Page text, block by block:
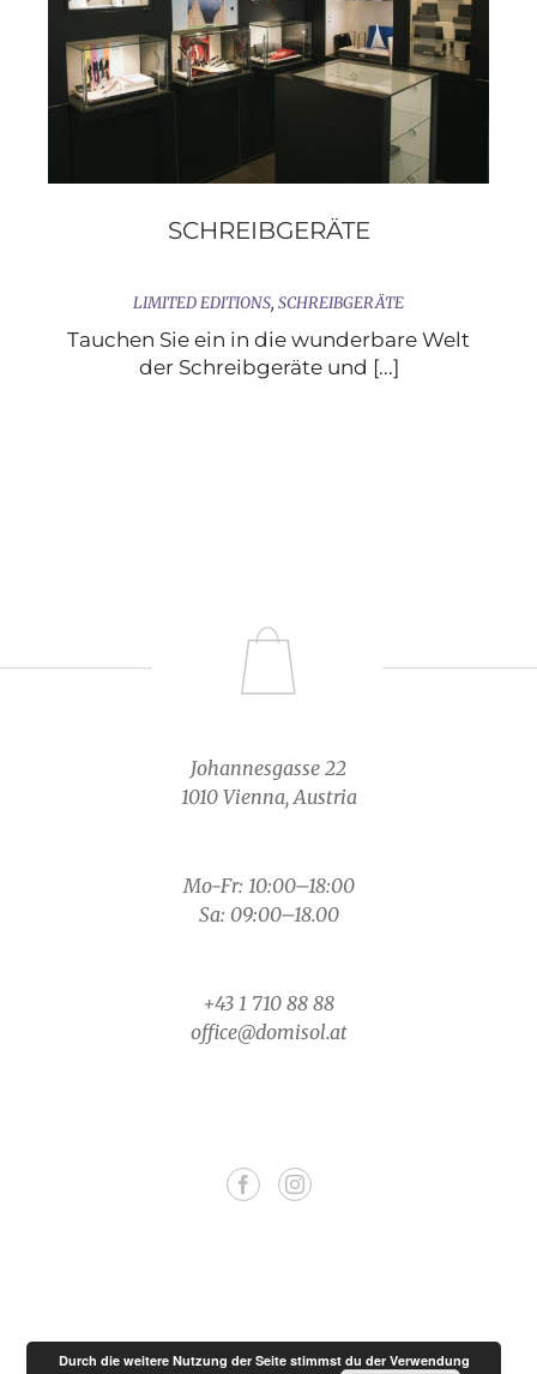
SCHREIBGERÄTE
LIMITED EDITIONS, SCHREIBGERÄTE
Tauchen Sie ein in die wunderbare Welt
der Schreibgeräte und [...]
Johannesgasse 22
1010 Vienna, Austria
Mo-Fr: 10:00–18:00
Sa: 09:00–18.00
+43 1 710 88 88
office@domisol.at
Durch die weitere Nutzung der Seite stimmst du der Verwendung